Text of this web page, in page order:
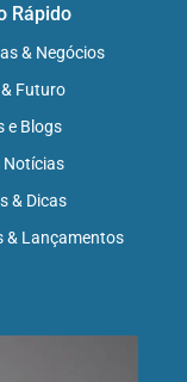
Rápido
& Negócios
Futuro
e Blogs
Notícias
& Dicas
& Lançamentos